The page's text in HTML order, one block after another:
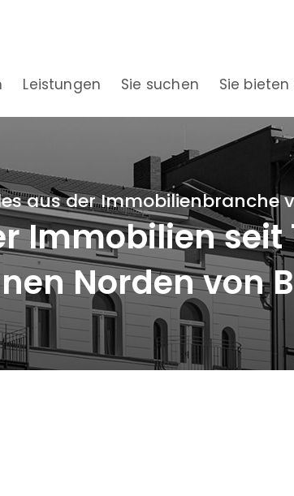
Leistungen Sie suchen Sie bieten
aus der Immobilienbranche
Immobilien seit
Norden von